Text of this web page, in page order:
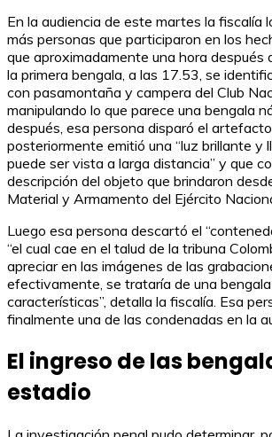
En la audiencia de este martes la fiscalía
más personas que participaron en los
que aproximadamente una hora después
la primera bengala, a las 17.53, se
con pasamontaña y campera del Club
manipulando lo que parece una bengala
después, esa persona disparó el
posteriormente emitió una “luz brillante y
puede ser vista a larga distancia” y que
descripción del objeto que brindaron
Material y Armamento del Ejército
Luego esa persona descartó el
“el cual cae en el talud de la tribuna
apreciar en las imágenes de las
efectivamente, se trataría de una
características”, detalla la fiscalía. Esa
finalmente una de las condenadas en la
El ingreso de las
estadio